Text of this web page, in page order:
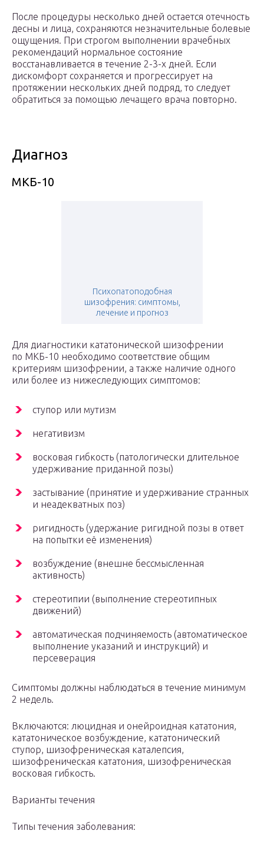
После процедуры несколько дней остается отечность
десны и лица, сохраняются незначительные болевые
ощущения. При строгом выполнении врачебных
рекомендаций нормальное состояние
восстанавливается в течение 2-3-х дней. Если
дискомфорт сохраняется и прогрессирует на
протяжении нескольких дней подряд, то следует
обратиться за помощью лечащего врача повторно.
Диагноз
МКБ-10
Психопатоподобная
шизофрения: симптомы,
лечение и прогноз
Для диагностики кататонической шизофрении
по МКБ-10 необходимо соответствие общим
критериям шизофрении, а также наличие одного
или более из нижеследующих симптомов:
ступор или мутизм
негативизм
восковая гибкость (патологически длительное
удерживание приданной позы)
застывание (принятие и удерживание странных
и неадекватных поз)
ригидность (удержание ригидной позы в ответ
на попытки её изменения)
возбуждение (внешне бессмысленная
активность)
стереотипии (выполнение стереотипных
движений)
автоматическая подчиняемость (автоматическое
выполнение указаний и инструкций) и
персеверация
Симптомы должны наблюдаться в течение минимум
2 недель.
Включаются: люцидная и онейроидная кататония,
кататоническое возбуждение, кататонический
ступор, шизофреническая каталепсия,
шизофреническая кататония, шизофреническая
восковая гибкость.
Варианты течения
Типы течения заболевания: